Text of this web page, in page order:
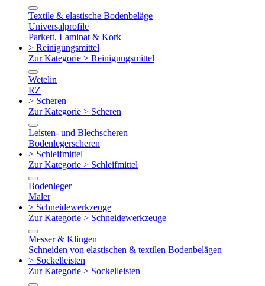
Textile & elastische Bodenbeläge
Universalprofile
Parkett, Laminat & Kork
> Reinigungsmittel
Zur Kategorie > Reinigungsmittel
Wetelin
RZ
> Scheren
Zur Kategorie > Scheren
Leisten- und Blechscheren
Bodenlegerscheren
> Schleifmittel
Zur Kategorie > Schleifmittel
Bodenleger
Maler
> Schneidewerkzeuge
Zur Kategorie > Schneidewerkzeuge
Messer & Klingen
Schneiden von elastischen & textilen Bodenbelägen
> Sockelleisten
Zur Kategorie > Sockelleisten